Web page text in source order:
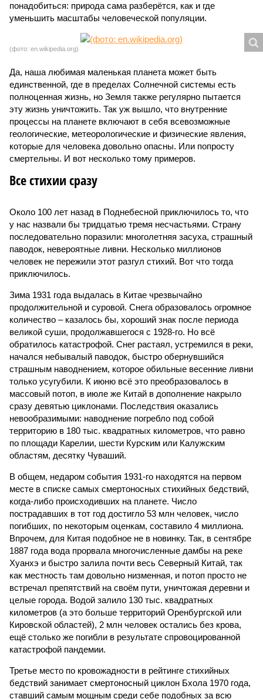
понадобиться: природа сама разберётся, как и где
уменьшить масштабы человеческой популяции.
(фото: en.wikipedia.org)
Да, наша любимая маленькая планета может быть
единственной, где в пределах Солнечной системы есть
полноценная жизнь, но Земля также регулярно пытается
эту жизнь уничтожить. Так уж вышло, что внутренние
процессы на планете включают в себя всевозможные
геологические, метеорологические и физические явления,
которые для человека довольно опасны. Или попросту
смертельны. И вот несколько тому примеров.
Все стихии сразу
Около 100 лет назад в Поднебесной приключилось то, что
у нас назвали бы тридцатью тремя несчастьями. Страну
последовательно поразили: многолетняя засуха, страшный
паводок, невероятные ливни. Несколько миллионов
человек не пережили этот разгул стихий. Вот что тогда
приключилось.
Зима 1931 года выдалась в Китае чрезвычайно
продолжительной и суровой. Снега образовалось огромное
количество – казалось бы, хороший знак после периода
великой суши, продолжавшегося с 1928-го. Но всё
обратилось катастрофой. Снег растаял, устремился в реки,
начался небывалый паводок, быстро обернувшийся
страшным наводнением, которое обильные весенние ливни
только усугубили. К июню всё это преобразовалось в
массовый потоп, в июле же Китай в дополнение накрыло
сразу девятью циклонами. Последствия оказались
невообразимыми: наводнение погребло под собой
территорию в 180 тыс. квадратных километров, что равно
по площади Карелии, шести Курским или Калужским
областям, десятку Чуваший.
В общем, недаром события 1931-го находятся на первом
месте в списке самых смертоносных стихийных бедствий,
когда-либо происходивших на планете. Число
пострадавших в тот год достигло 53 млн человек, число
погибших, по некоторым оценкам, составило 4 миллиона.
Впрочем, для Китая подобное не в новинку. Так, в сентябре
1887 года вода прорвала многочисленные дамбы на реке
Хуанхэ и быстро залила почти весь Северный Китай, так
как местность там довольно низменная, и потоп просто не
встречал препятствий на своём пути, уничтожая деревни и
целые города. Водой залило 130 тыс. квадратных
километров (а это больше территорий Оренбургской или
Кировской областей), 2 млн человек остались без крова,
ещё столько же погибли в результате спровоцированной
катастрофой пандемии.
Третье место по кровожадности в рейтинге стихийных
бедствий занимает смертоносный циклон Бхола 1970 года,
ставший самым мощным среди себе подобных за всю